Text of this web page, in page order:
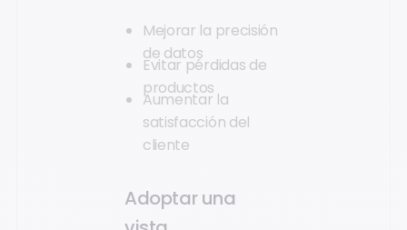
Mejorar la precisión
de datos
Evitar pérdidas de
productos
Aumentar la
satisfacción del
cliente
Adoptar una